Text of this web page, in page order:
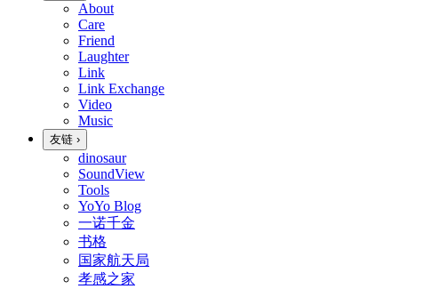
About
Care
Friend
Laughter
Link
Link Exchange
Video
Music
友链 ›
dinosaur
SoundView
Tools
YoYo Blog
一诺千金
书格
国家航天局
孝感之家